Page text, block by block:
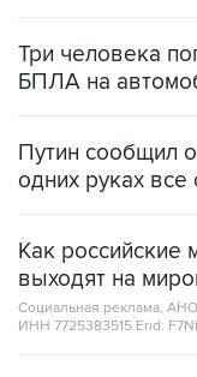
Три человека
БПЛА на
Путин сообщил
одних руках
Как российские
выходят на
Социальная реклама,
ИНН 7725383515 Erid: